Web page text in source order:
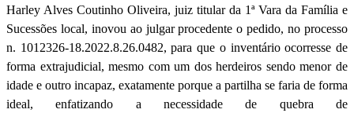
Harley Alves Coutinho Oliveira, juiz titular da 1ª Vara da Família e
Sucessões local, inovou ao julgar procedente o pedido, no processo
n. 1012326-18.2022.8.26.0482, para que o inventário ocorresse de
forma extrajudicial, mesmo com um dos herdeiros sendo menor de
idade e outro incapaz, exatamente porque a partilha se faria de forma
ideal, enfatizando a necessidade de quebra de